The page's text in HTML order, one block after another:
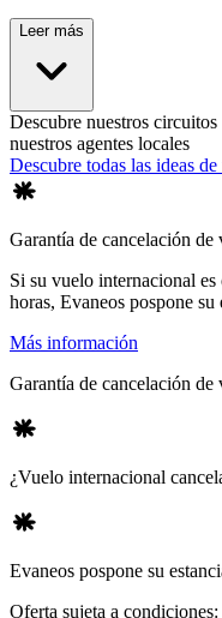
Leer más
Descubre nuestros
nuestros agentes locales
Descubre todas las ideas
Garantía de cancelación de
Si su vuelo internacional
horas, Evaneos pospone su
Más información
Garantía de cancelación de
¿Vuelo internacional
Evaneos pospone su
Oferta sujeta a